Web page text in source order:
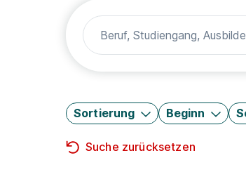
Sortierung Beginn
Suche zurücksetzen